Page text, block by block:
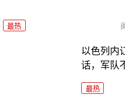
最热
以色列内
话，军队
最热